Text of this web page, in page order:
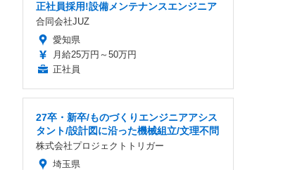
正社員採用!設備メンテナンスエンジニア
合同会社JUZ
愛知県
月給25万円～50万円
正社員
27卒・新卒/ものづくりエンジニアアシス
タント/設計図に沿った機械組立/文理不問
株式会社プロジェクトトリガー
埼玉県